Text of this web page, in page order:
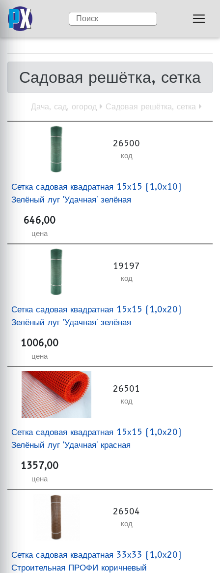
Садовая решётка, сетка
Дача, сад, огород Садовая решётка, сетка
26500
код
Сетка садовая квадратная 15х15 (1,0х10)
Зелёный луг 'Удачная' зелёная
646,00
цена
19197
код
Сетка садовая квадратная 15х15 (1,0х20)
Зелёный луг 'Удачная' зелёная
1006,00
цена
26501
код
Сетка садовая квадратная 15х15 (1,0х20)
Зелёный луг 'Удачная' красная
1357,00
цена
26504
код
Сетка садовая квадратная 33х33 (1,0х20)
Строительная ПРОФИ коричневый